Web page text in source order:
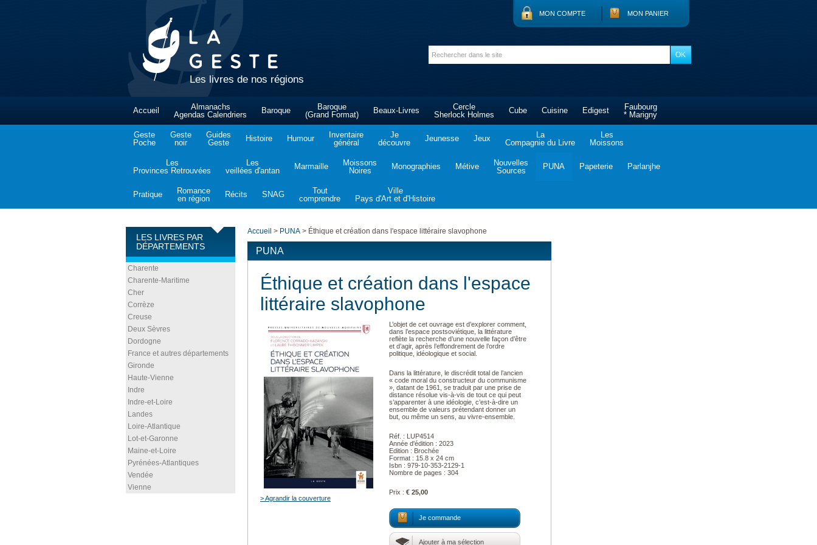
Les livres de nos régions
MON COMPTE MON PANIER
Accueil
Almanachs
Agendas Calendriers
Baroque
Baroque
(Grand Format)
Beaux-Livres
Cercle
Sherlock Holmes
Cube Cuisine Edigest
Faubourg
* Marigny
Geste
Poche
Geste
noir
Guides
Geste
Histoire Humour
Inventaire
général
Je
découvre
Jeunesse Jeux
La
Compagnie du Livre
Les
Moissons
Les
Provinces Retrouvées
Les
veillées d'antan
Marmaille
Moissons
Noires
Monographies Métive
Nouvelles
Sources
PUNA Papeterie Parlanjhe
Pratique
Romance
en région
Récits SNAG
Tout
comprendre
Ville
Pays d'Art et d'Histoire
LES LIVRES PAR
DÉPARTEMENTS
Charente
Charente-Maritime
Cher
Corrèze
Creuse
Deux Sèvres
Dordogne
France et autres départements
Gironde
Haute-Vienne
Indre
Indre-et-Loire
Landes
Loire-Atlantique
Lot-et-Garonne
Maine-et-Loire
Pyrénées-Atlantiques
Vendée
Vienne
Accueil > PUNA > Éthique et création dans l'espace littéraire slavophone
PUNA
Éthique et création dans l'espace
littéraire slavophone
> Agrandir la couverture
L’objet de cet ouvrage est d’explorer comment,
dans l’espace postsoviétique, la littérature
reflète la recherche d’une nouvelle façon d’être
et d’agir, après l’effondrement de l’ordre
politique, idéologique et social.
Dans la littérature, le discrédit total de l’ancien
« code moral du constructeur du communisme
», datant de 1961, se traduit par une prise de
distance résolue vis-à-vis de tout ce qui peut
s’apparenter à une idéologie, c’est-à-dire un
ensemble de valeurs prétendant donner un
but, ou même un sens, au vivre-ensemble.
Réf. : LUP4514
Année d'édition : 2023
Edition : Brochée
Format : 15.8 x 24 cm
Isbn : 979-10-353-2129-1
Nombre de pages : 304
Prix : € 25,00
Je commande
Ajouter à ma sélection